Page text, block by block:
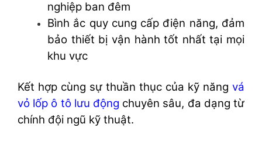
nghiệp ban đêm
Bình ắc quy cung cấp điện năng, đảm
bảo thiết bị vận hành tốt nhất tại mọi
khu vực
Kết hợp cùng sự thuần thục của kỹ năng vá
vỏ lốp ô tô lưu động chuyên sâu, đa dạng từ
chính đội ngũ kỹ thuật.